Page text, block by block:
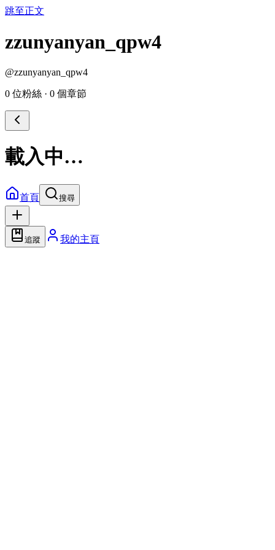
跳至正文
zzunyanyan_qpw4
@zzunyanyan_qpw4
0 位粉絲 · 0 個章節
載入中…
首頁 搜尋
追蹤 我的主頁